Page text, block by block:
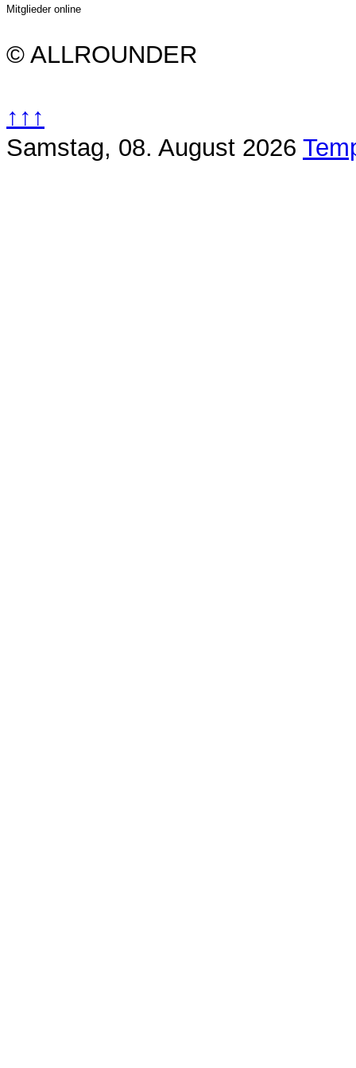
Mitglieder online
© ALLROUNDER
↑↑↑
Samstag, 08. August 2026